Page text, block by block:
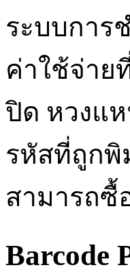
ระบบการ
ค่าใช้จ่าย
ปิด หวงแ
รหัสที่ถูก
สามารถซื้
Barcode